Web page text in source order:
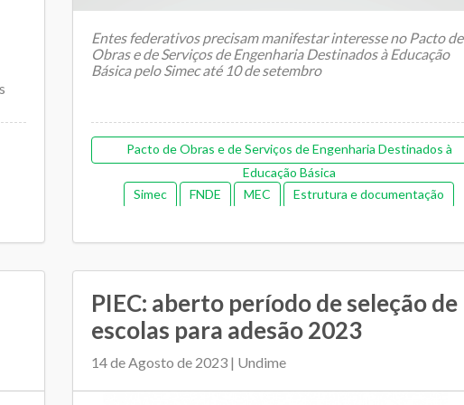
Entes federativos precisam manifestar interesse no Pacto de
Obras e de Serviços de Engenharia Destinados à Educação
Básica pelo Simec até 10 de setembro
A...
Pacto de Obras e de Serviços de Engenharia Destinados à
Educação Básica
Simec
FNDE MEC Estrutura e documentação
PIEC: aberto período de seleção de
escolas para adesão 2023
14 de Agosto de 2023 | Undime